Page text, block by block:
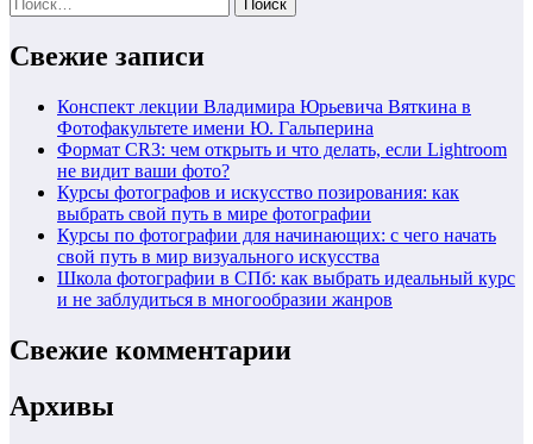
записей
Свежие записи
Конспект лекции Владимира Юрьевича Вяткина в
Фотофакультете имени Ю. Гальперина
Формат CR3: чем открыть и что делать, если Lightroom
не видит ваши фото?
Курсы фотографов и искусство позирования: как
выбрать свой путь в мире фотографии
Курсы по фотографии для начинающих: с чего начать
свой путь в мир визуального искусства
Школа фотографии в СПб: как выбрать идеальный курс
и не заблудиться в многообразии жанров
Свежие комментарии
Архивы